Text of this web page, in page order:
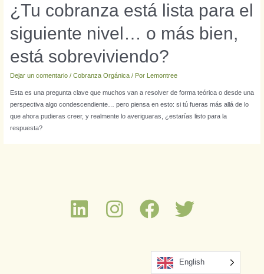
¿Tu cobranza está lista para el
siguiente nivel… o más bien,
está sobreviviendo?
Dejar un comentario / Cobranza Orgánica/ Por Lemontree
Esta es una pregunta clave que muchos van a resolver de forma teórica o desde una
perspectiva algo condescendiente… pero piensa en esto: si tú fueras más allá de lo
que ahora pudieras creer, y realmente lo averiguaras, ¿estarías listo para la
respuesta?
English